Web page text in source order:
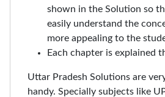
shown in the Solution so
easily understand the
more appealing to the
Each chapter is explained
Uttar Pradesh Solutions are
handy. Specially subjects like